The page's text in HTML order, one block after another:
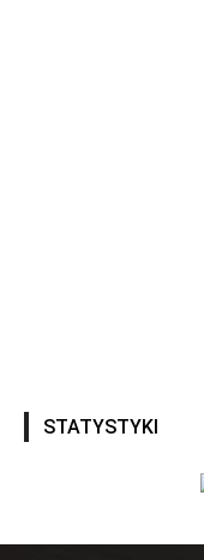
STATYSTYKI